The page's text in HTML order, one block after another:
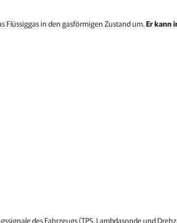
Flüssiggas in den gasförmigen Zustand um.Er kann
des Fahrzeugs (TPS, Lambdasonde und